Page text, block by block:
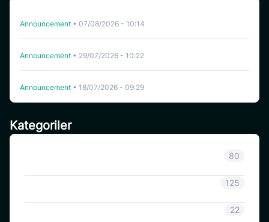
Kategoriler
80
125
22
Announcement • 07/08/2026 - 10:14
Announcement • 29/07/2026 - 10:22
Announcement • 18/07/2026 - 09:29